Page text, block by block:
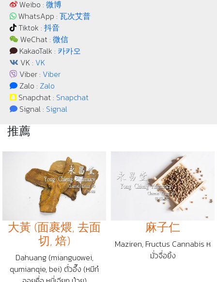
Weibo : 微博
WhatsApp : 瓦次艾普
Tiktok : 抖音
WeChat : 微信
KakaoTalk : 카카오
VK : VK
Viber : Viber
Zalo : Zalo
Snapchat : Snapchat
Signal : Signal
推薦
大黃 (面裹煨, 去面
切, 焙)
Dahuang (mianguowei,
qumianqie, bei) ตั่วอึ๊ง (หมีก๋
麻子仁
Maziren, Fructus Cannabis ห
มั่วจื่อยิ้ง